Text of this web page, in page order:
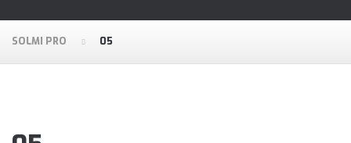
SOLMI PRO 05